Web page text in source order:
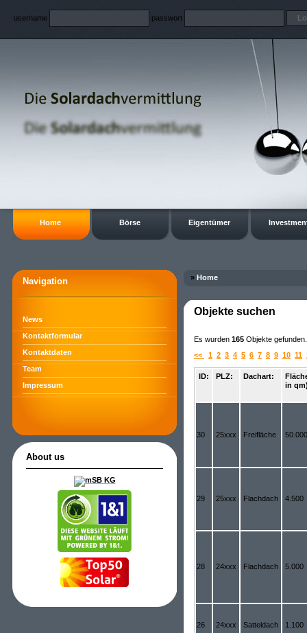
username passwort
Home Börse Eigentümer
Navigation
News
Kontaktformular
Kontaktdaten
Team
Impressum
About us
» Home
Objekte suchen
Es wurden 165 Objekte
<<
1 2 3 4 5 6 7 8 9 10 11
ID: PLZ: Dachart:
in
30 25xxx Freifläche 50.000
29 25xxx Flachdach 4.500
28 24xxx Flachdach 5.000
26 24xxx Satteldach 1.100